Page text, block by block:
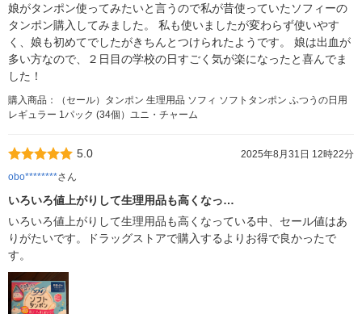
娘がタンポン使ってみたいと言うので私が昔使っていたソフィーの
タンポン購入してみました。 私も使いましたが変わらず使いやす
く、娘も初めてでしたがきちんとつけられたようです。 娘は出血が
多い方なので、２日目の学校の日すごく気が楽になったと喜んでま
した！
購入商品：（セール）タンポン 生理用品 ソフィ ソフトタンポン ふつうの日用
レギュラー 1パック (34個）ユニ・チャーム
5.0
2025年8月31日 12時22分
obo********さん
いろいろ値上がりして生理用品も高くなっ…
いろいろ値上がりして生理用品も高くなっている中、セール値はあ
りがたいです。ドラッグストアで購入するよりお得で良かったで
す。